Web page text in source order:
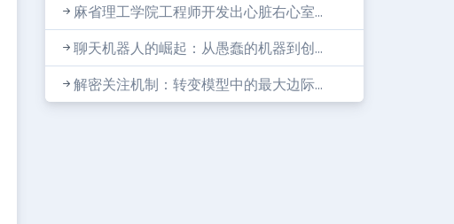
麻省理工学院工程师开发出心脏右心室...
聊天机器人的崛起：从愚蠢的机器到创...
解密关注机制：转变模型中的最大边际...